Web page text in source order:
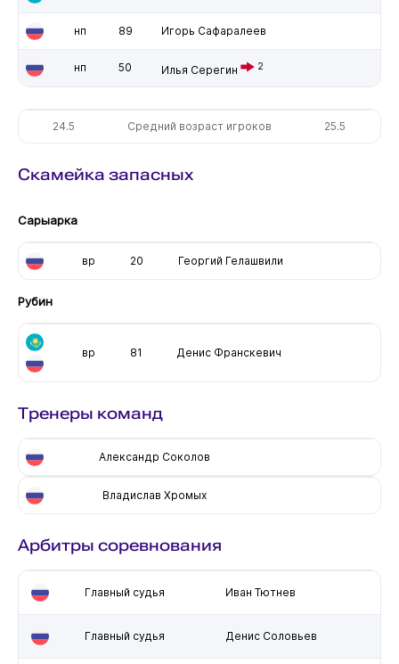
нп 89 Игорь Сафаралеев
нп 50 Илья Серегин 2
24.5 Средний возраст игроков 25.5
Скамейка запасных
Сарыарка
вр 20 Георгий Гелашвили
Рубин
вр 81 Денис Франскевич
Тренеры команд
Александр Соколов
Владислав Хромых
Арбитры соревнования
Главный судья Иван Тютнев
Главный судья Денис Соловьев